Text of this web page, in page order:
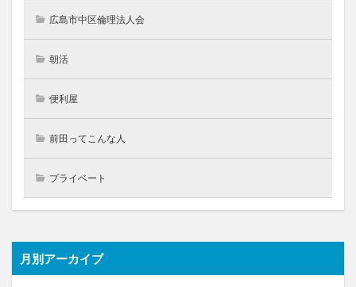
広島市中区倫理法人会
朝活
便利屋
前田ってこんな人
プライベート
月別アーカイブ